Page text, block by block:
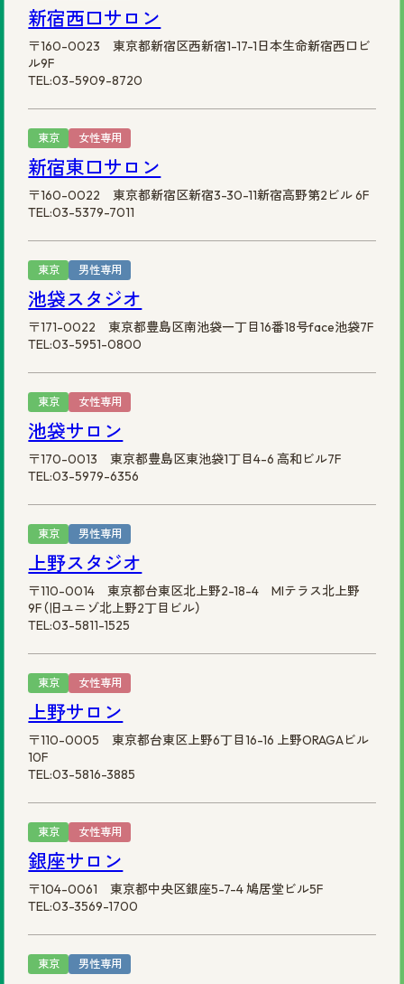
新宿西口サロン
〒160-0023 東京都新宿区西新宿1-17-1日本生命新宿西口ビ
ル9F
TEL:03-5909-8720
東京 女性専用
新宿東口サロン
〒160-0022 東京都新宿区新宿3-30-11新宿高野第2ビル 6F
TEL:03-5379-7011
東京 男性専用
池袋スタジオ
〒171-0022 東京都豊島区南池袋一丁目16番18号face池袋7F
TEL:03-5951-0800
東京 女性専用
池袋サロン
〒170-0013 東京都豊島区東池袋1丁目4-6 高和ビル7F
TEL:03-5979-6356
東京 男性専用
上野スタジオ
〒110-0014 東京都台東区北上野2-18-4 MIテラス北上野
9F（旧ユニゾ北上野2丁目ビル）
TEL:03-5811-1525
東京 女性専用
上野サロン
〒110-0005 東京都台東区上野6丁目16-16 上野ORAGAビル
10F
TEL:03-5816-3885
東京 女性専用
銀座サロン
〒104-0061 東京都中央区銀座5-7-4 鳩居堂ビル5F
TEL:03-3569-1700
東京 男性専用